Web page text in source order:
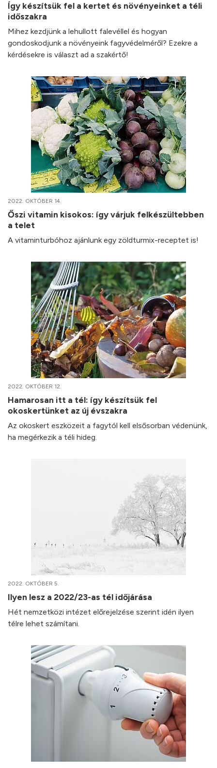
Így készítsük fel a kertet és növényeinket a téli
időszakra
Mihez kezdjünk a lehullott falevéllel és hogyan
gondoskodjunk a növényeink fagyvédelméről? Ezekre a
kérdésekre is választ ad a szakértő!
2022. OKTÓBER 14.
Őszi vitamin kisokos: így várjuk felkészültebben
a telet
A vitaminturbóhoz ajánlunk egy zöldturmix-receptet is!
2022. OKTÓBER 12.
Hamarosan itt a tél: így készítsük fel
okoskertünket az új évszakra
Az okoskert eszközeit a fagytól kell elsősorban védenünk,
ha megérkezik a téli hideg.
2022. OKTÓBER 5.
Ilyen lesz a 2022/23-as tél időjárása
Hét nemzetközi intézet előrejelzése szerint idén ilyen
télre lehet számítani.